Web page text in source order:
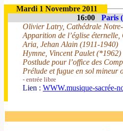
Mardi 1 Novembre 2011
16:00
Paris
Olivier Latry, Cathédrale
Apparition de l’église
Aria, Jehan Alain (1911-1940)
Hymne, Vincent Paulet (*1962)
Postlude pour l’office des
Prélude et fugue en sol mineur
- entrée libre
Lien : WWW.musique-sacrée-